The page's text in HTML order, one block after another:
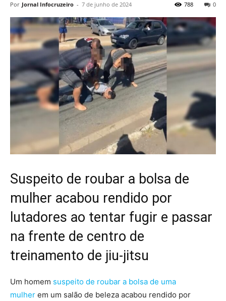
Por Jornal Infocruzeiro - 7 de junho de 2024 0
788
Suspeito de roubar a bolsa de
mulher acabou rendido por
lutadores ao tentar fugir e passar
na frente de centro de
treinamento de jiu-jitsu
Um homem suspeito de roubar a bolsa de uma
mulher em um salão de beleza acabou rendido por